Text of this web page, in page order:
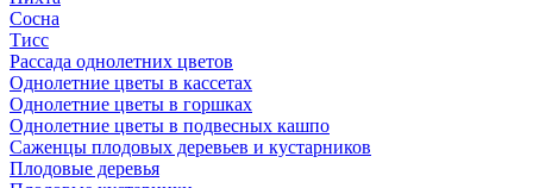
Сосна
Тисc
Рассада однолетних цветов
Однолетние цветы в кассетах
Однолетние цветы в горшках
Однолетние цветы в подвесных кашпо
Саженцы плодовых деревьев и кустарников
Плодовые деревья